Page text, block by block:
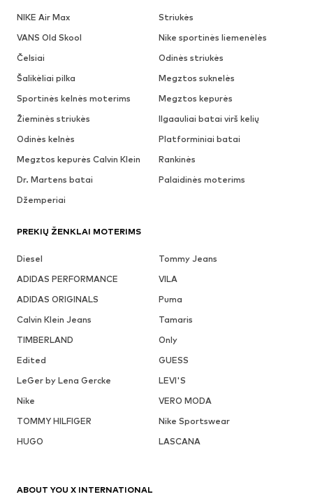
NIKE Air Max
Striukės
VANS Old Skool
Nike sportinės liemenėlės
Čelsiai
Odinės striukės
Šalikėliai pilka
Megztos suknelės
Sportinės kelnės moterims
Megztos kepurės
Žieminės striukės
Ilgaauliai batai virš kelių
Odinės kelnės
Platforminiai batai
Megztos kepurės Calvin Klein
Rankinės
Dr. Martens batai
Palaidinės moterims
Džemperiai
PREKIŲ ŽENKLAI MOTERIMS
Diesel
Tommy Jeans
ADIDAS PERFORMANCE
VILA
ADIDAS ORIGINALS
Puma
Calvin Klein Jeans
Tamaris
TIMBERLAND
Only
Edited
GUESS
LeGer by Lena Gercke
LEVI'S
Nike
VERO MODA
TOMMY HILFIGER
Nike Sportswear
HUGO
LASCANA
ABOUT YOU X INTERNATIONAL